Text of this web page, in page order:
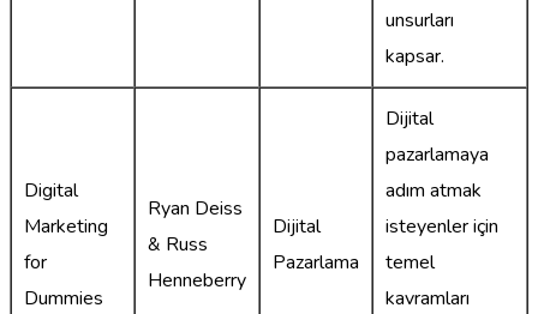
unsurları
kapsar.
Digital
Marketing
for
Dummies
Ryan Deiss
& Russ
Henneberry
Dijital
Pazarlama
Dijital
pazarlamaya
adım atmak
isteyenler için
temel
kavramları